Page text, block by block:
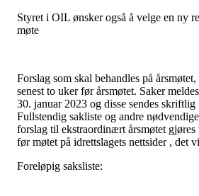
Styret i OIL ønsker også å velge en ny
møte
Forslag som skal behandles på
senest to uker før årsmøtet. Saker
30. januar 2023 og disse sendes
Fullstendig sakliste og andre
forslag til ekstraordinært årsmøtet gjøres
før møtet på idrettslagets nettsider , det
Foreløpig saksliste: